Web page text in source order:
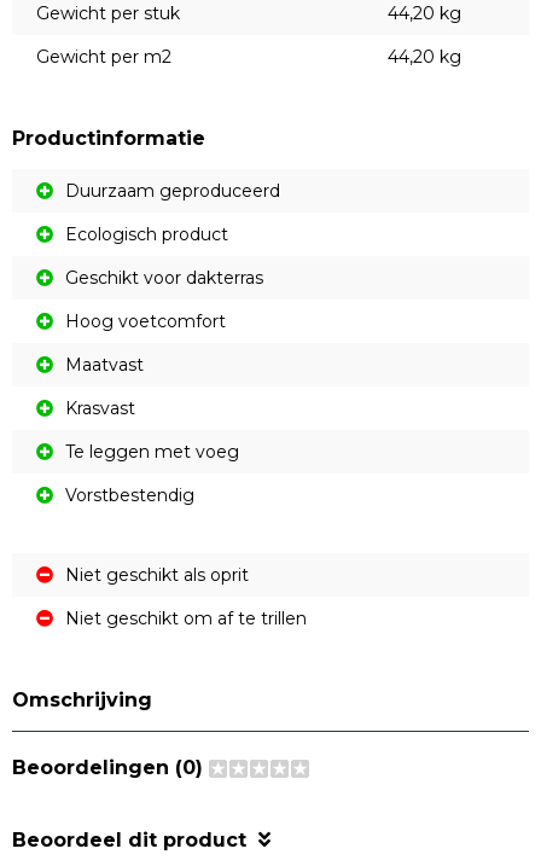
Gewicht per stuk
44,20 kg
Gewicht per m2
44,20 kg
Productinformatie
Duurzaam geproduceerd
Ecologisch product
Geschikt voor dakterras
Hoog voetcomfort
Maatvast
Krasvast
Te leggen met voeg
Vorstbestendig
Niet geschikt als oprit
Niet geschikt om af te trillen
Omschrijving
Beoordelingen (0)
Beoordeel dit product